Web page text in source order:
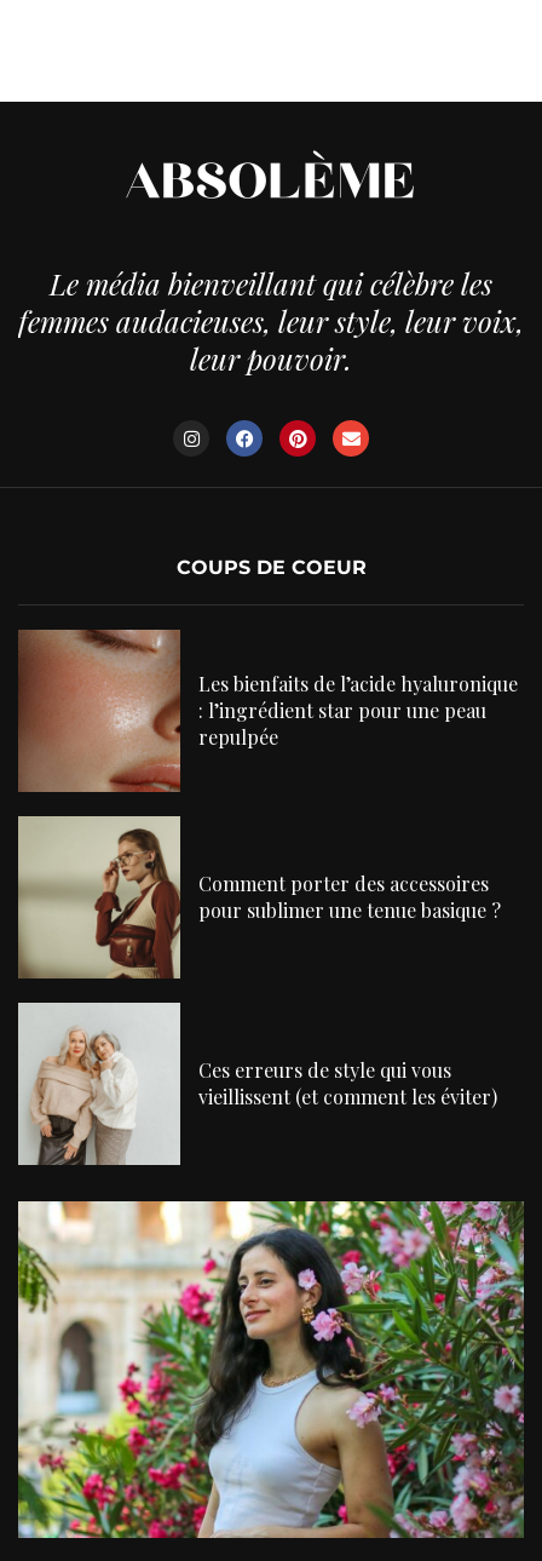
Le média bienveillant qui célèbre les
femmes audacieuses, leur style, leur voix,
leur pouvoir.
COUPS DE COEUR
Les bienfaits de l’acide hyaluronique
: l’ingrédient star pour une peau
repulpée
Comment porter des accessoires
pour sublimer une tenue basique ?
Ces erreurs de style qui vous
vieillissent (et comment les éviter)